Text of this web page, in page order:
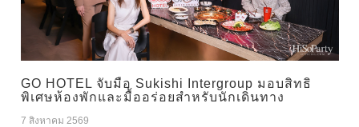
GO HOTEL จับมือ Sukishi Intergroup มอบสิทธิ
พิเศษห้องพักและมื้ออร่อยสำหรับนักเดินทาง
7 สิงหาคม 2569